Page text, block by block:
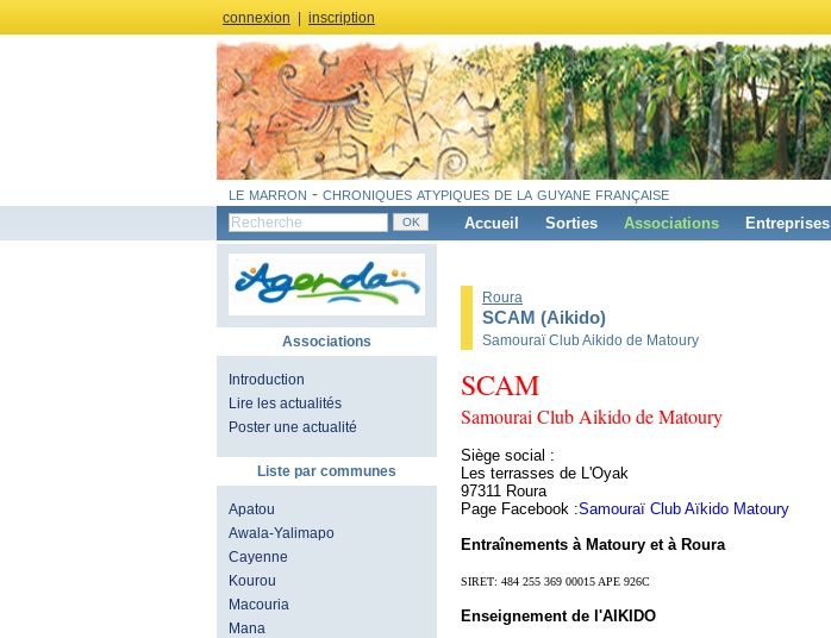
connexion inscription
le marron - chroniques atypiques de la guyane française
Accueil Sorties Associations Entreprises
Associations
Introduction
Lire les actualités
Poster une actualité
Liste par communes
Apatou
Awala-Yalimapo
Cayenne
Kourou
Macouria
Mana
Roura
SCAM (Aikido)
Samouraï Club Aikido de Matoury
SCAM
Samourai Club Aikido de Matoury
Siège social :
Les terrasses de L'Oyak
97311 Roura
Page Facebook :Samouraï Club Aïkido Matoury
Entraînements à Matoury et à Roura
SIRET: 484 255 369 00015 APE 926C
Enseignement de l'AIKIDO